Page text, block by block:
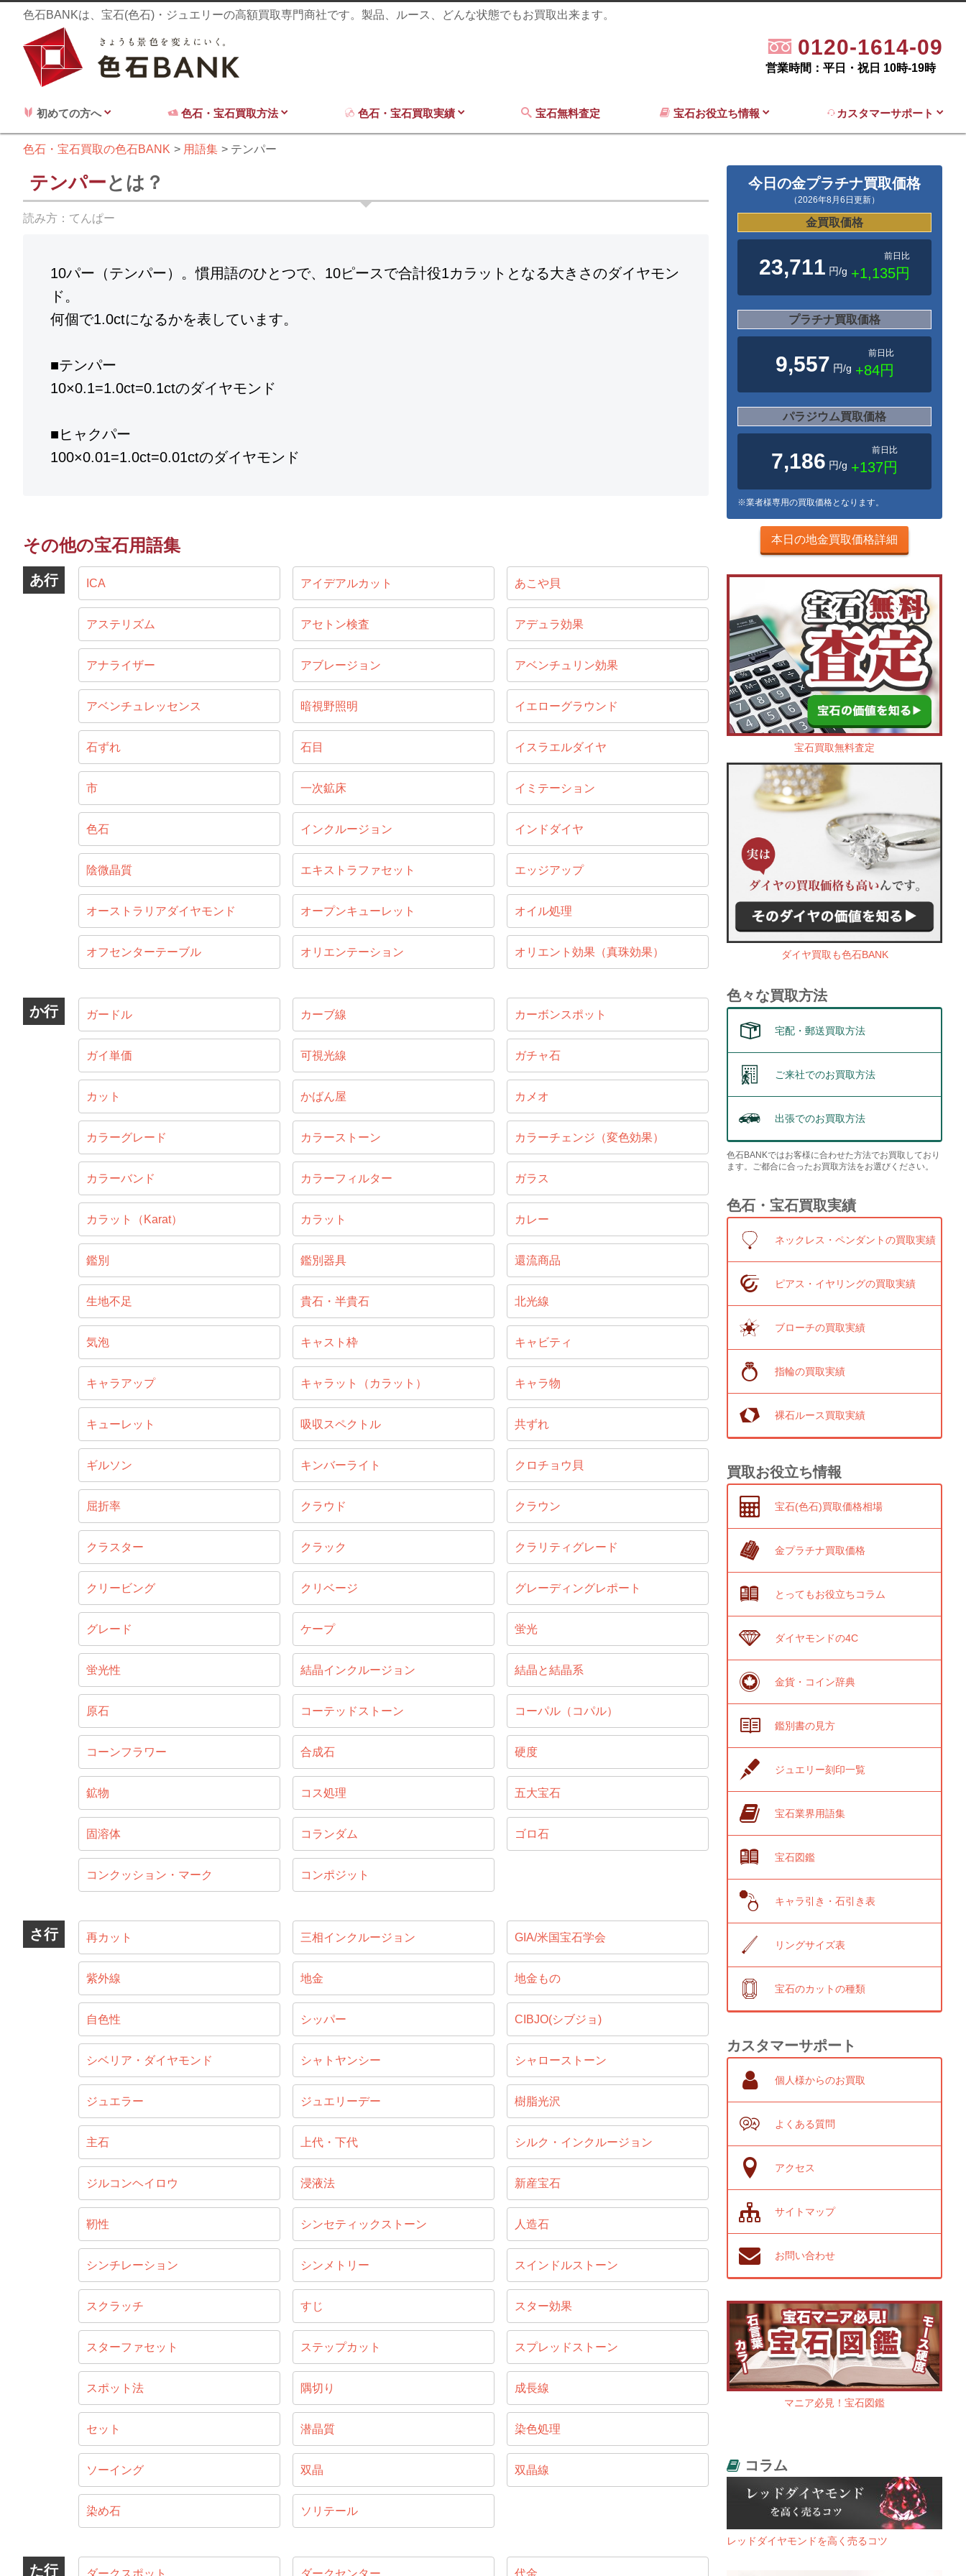
色石BANKは、宝石(色石)・ジュエリーの高額買取専門商社です。製品、ルース、どんな状態でもお買取出来ます。
0120-1614-09
営業時間：平日・祝日 10時-19時
初めての方へ 色石・宝石買取方法 色石・宝石買取実績 宝石無料査定 宝石お役立ち情報 カスタマーサポート
色石・宝石買取の色石BANK 用語集 テンパー
テンパーとは？
読み方： てんぱー
10パー（テンパー）。慣用語のひとつで、10ピースで合計役1カラットとなる大きさのダイヤモン
ド。
何個で1.0ctになるかを表しています。
■テンパー
10×0.1=1.0ct=0.1ctのダイヤモンド
■ヒャクパー
100×0.01=1.0ct=0.01ctのダイヤモンド
その他の宝石用語集
あ行 ICA アイデアルカット あこや貝
アステリズム アセトン検査 アデュラ効果
アナライザー アブレージョン アベンチュリン効果
アベンチュレッセンス 暗視野照明 イエローグラウンド
石ずれ 石目 イスラエルダイヤ
市 一次鉱床 イミテーション
色石 インクルージョン インドダイヤ
陰微晶質 エキストラファセット エッジアップ
オーストラリアダイヤモンド オープンキューレット オイル処理
オフセンターテーブル オリエンテーション オリエント効果（真珠効果）
か行 ガードル カーブ線 カーボンスポット
ガイ単価 可視光線 ガチャ石
カット かばん屋 カメオ
カラーグレード カラーストーン カラーチェンジ（変色効果）
カラーバンド カラーフィルター ガラス
カラット（Karat） カラット カレー
鑑別 鑑別器具 還流商品
生地不足 貴石・半貴石 北光線
気泡 キャスト枠 キャビティ
キャラアップ キャラット（カラット） キャラ物
キューレット 吸収スペクトル 共ずれ
ギルソン キンバーライト クロチョウ貝
屈折率 クラウド クラウン
クラスター クラック クラリティグレード
クリービング クリベージ グレーディングレポート
グレード ケープ 蛍光
蛍光性 結晶インクルージョン 結晶と結晶系
原石 コーテッドストーン コーパル（コパル）
コーンフラワー 合成石 硬度
鉱物 コス処理 五大宝石
固溶体 コランダム ゴロ石
コンクッション・マーク コンポジット
さ行 再カット 三相インクルージョン GIA/米国宝石学会
紫外線 地金 地金もの
自色性 シッパー CIBJO(シブジョ)
シベリア・ダイヤモンド シャトヤンシー シャローストーン
ジュエラー ジュエリーデー 樹脂光沢
主石 上代・下代 シルク・インクルージョン
ジルコンヘイロウ 浸液法 新産宝石
靭性 シンセティックストーン 人造石
シンチレーション シンメトリー スインドルストーン
スクラッチ すじ スター効果
スターファセット ステップカット スプレッドストーン
スポット法 隅切り 成長線
セット 潜晶質 染色処理
ソーイング 双晶 双晶線
染め石 ソリテール
た行
今日の金プラチナ買取価格
（2026年8月6日更新）
金買取価格
23,711 円/g
前日比
+1,135円
プラチナ買取価格
9,557 円/g
前日比
+84円
パラジウム買取価格
7,186 円/g
前日比
+137円
※業者様専用の買取価格となります。
本日の地金買取価格詳細
宝石買取無料査定
ダイヤ買取も色石BANK
色々な買取方法
宅配・郵送買取方法
ご来社でのお買取方法
出張でのお買取方法
色石BANKではお客様に合わせた方法でお買取しており
ます。ご都合に合ったお買取方法をお選びください。
色石・宝石買取実績
ネックレス・ペンダントの買取実績
ピアス・イヤリングの買取実績
ブローチの買取実績
指輪の買取実績
裸石ルース買取実績
買取お役立ち情報
宝石(色石)買取価格相場
金プラチナ買取価格
とってもお役立ちコラム
ダイヤモンドの4C
金貨・コイン辞典
鑑別書の見方
ジュエリー刻印一覧
宝石業界用語集
宝石図鑑
キャラ引き・石引き表
リングサイズ表
宝石のカットの種類
カスタマーサポート
個人様からのお買取
よくある質問
アクセス
サイトマップ
お問い合わせ
マニア必見！宝石図鑑
コラム
レッドダイヤモンドを高く売るコツ